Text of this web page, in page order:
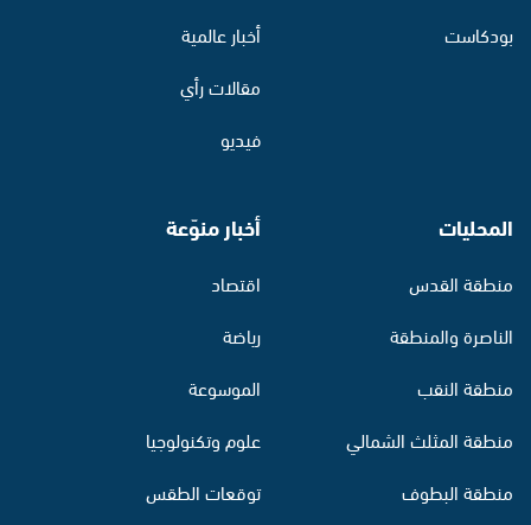
بودكاست
أخبار عالمية
مقالات رأي
فيديو
المحليات
منطقة القدس
الناصرة والمنطقة
منطقة النقب
منطقة المثلث الشمالي
منطقة البطوف
أخبار منوّعة
اقتصاد
رياضة
الموسوعة
علوم وتكنولوجيا
توقعات الطقس